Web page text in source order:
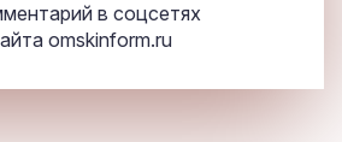
в соцсетях
omskinform.ru